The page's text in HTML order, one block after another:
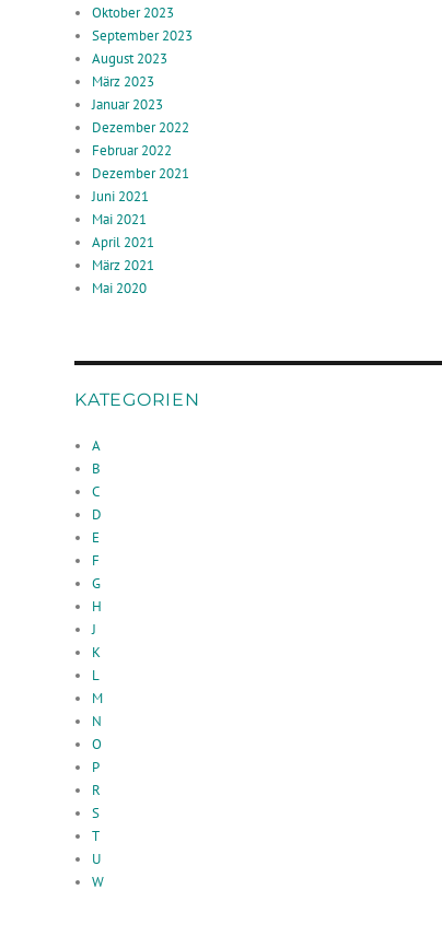
Oktober 2023
September 2023
August 2023
März 2023
Januar 2023
Dezember 2022
Februar 2022
Dezember 2021
Juni 2021
Mai 2021
April 2021
März 2021
Mai 2020
KATEGORIEN
A
B
C
D
E
F
G
H
J
K
L
M
N
O
P
R
S
T
U
W